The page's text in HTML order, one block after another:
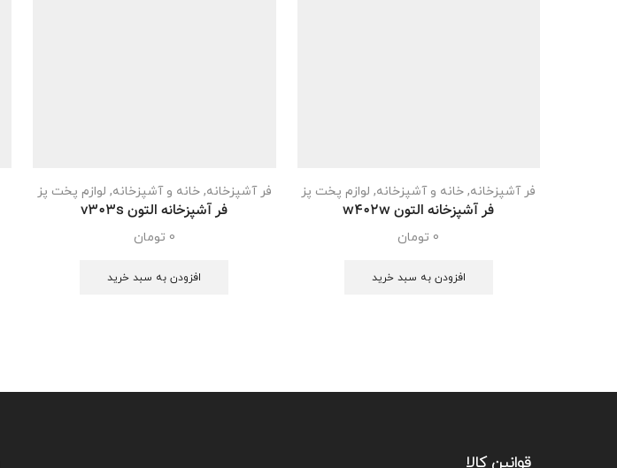
فر آشپزخانه, خانه و آشپزخانه, لوازم پخت پز
فر آشپزخانه التون w402w
0 تومان
افزودن به سبد خرید
فر آشپزخانه,خانه و آشپزخانه, لوازم پخت پز
فر آشپزخانه التون v303s
0 تومان
افزودن به سبد خرید
قوانین کالا